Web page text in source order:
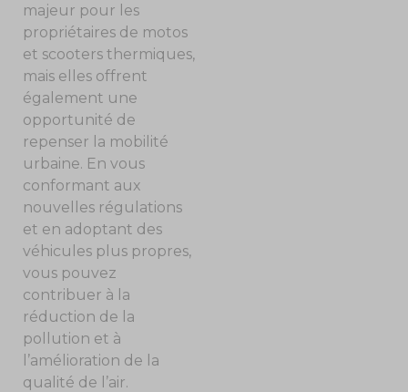
majeur pour les
propriétaires de motos
et scooters thermiques,
mais elles offrent
également une
opportunité de
repenser la mobilité
urbaine. En vous
conformant aux
nouvelles régulations
et en adoptant des
véhicules plus propres,
vous pouvez
contribuer à la
réduction de la
pollution et à
l’amélioration de la
qualité de l’air.